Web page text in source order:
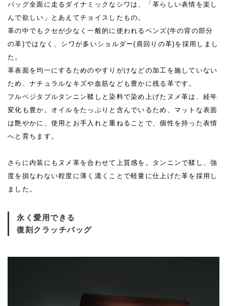
バッグ全面に走るダイナミックなシワは、「革らしい表情を楽し
んで欲しい」とあえてチョイスしたもの。
革の中でもクセが少なく一般的に使われるベンズ(牛の背の部分
の革)ではなく、シワが多いショルダー(肩回りの革)を採用しまし
た。
革表面を均一にするためのやすりがけなどの加工を施していない
ため、ナチュラルなキズや血筋なども豊かに残る革です。
フルベジタブルタンニン鞣しと染料で染め上げたヌメ革は、経年
変化も豊か。オイルをたっぷりと含んでいるため、マットな表面
は艶やかに、使用とお手入れと重ねることで、個性を持った表情
へと育ちます。
さらに内装にもヌメ革を合わせて上質感を。タンニンで鞣し、強
度を損なわない程度に薄く漉くことで軽量に仕上げた革を採用し
ました。
永く愛用できる
復刻クラッチバッグ